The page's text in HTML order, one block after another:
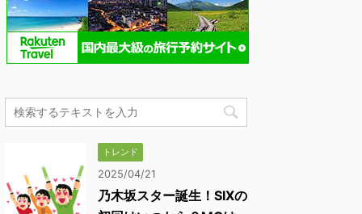
トレンド
2025/04/21
乃木坂スター誕生！SIXの